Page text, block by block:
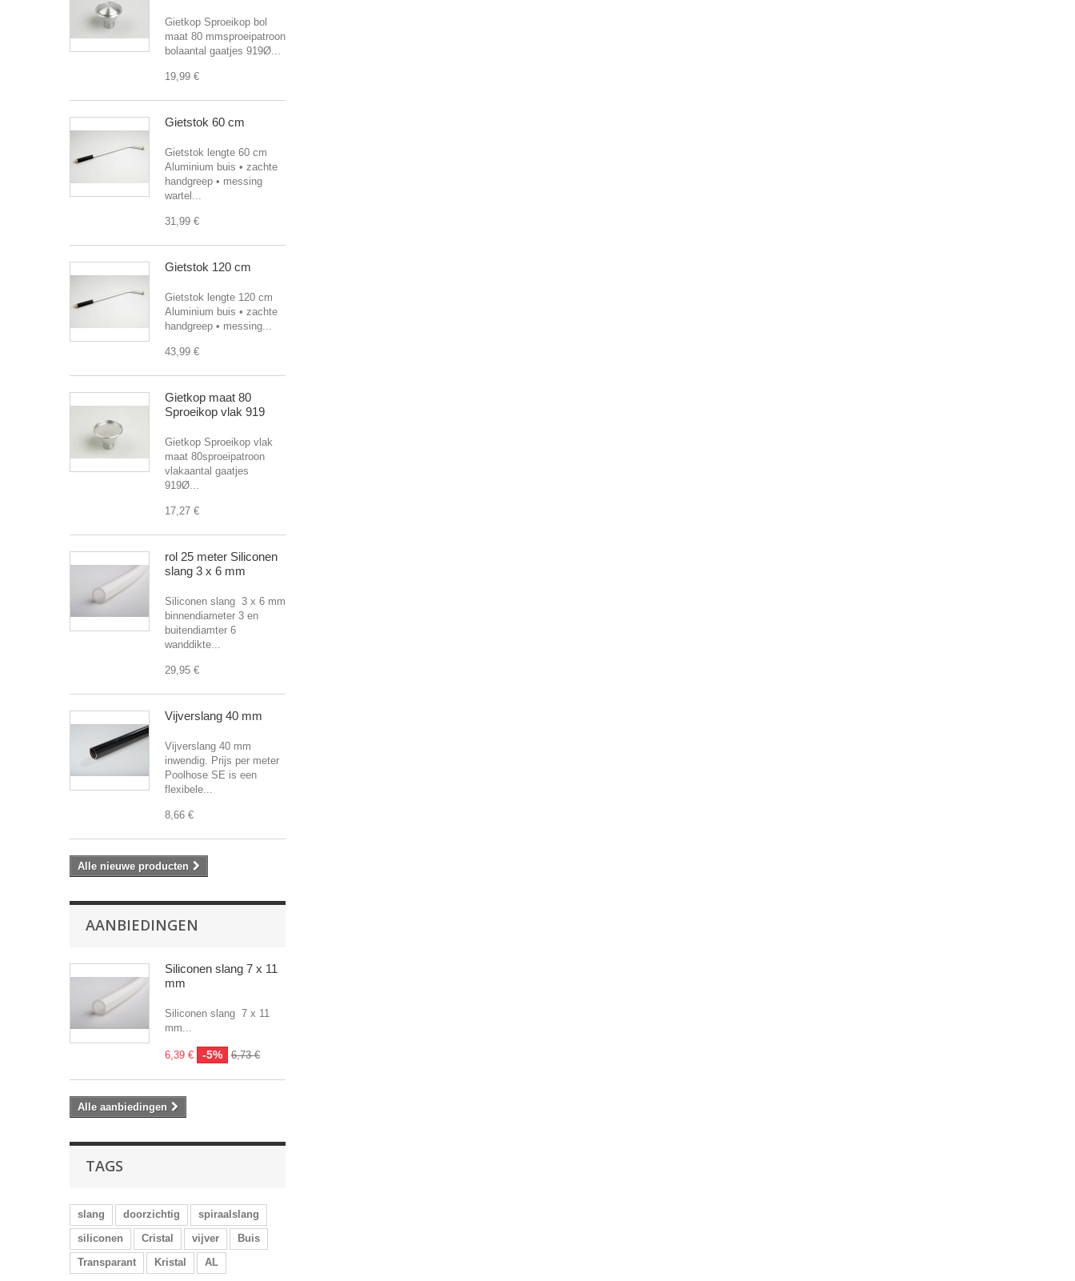
Gietkop Sproeikop bol
maat 80 mmsproeipatroon
bolaantal gaatjes 919Ø...
19,99 €
Gietstok 60 cm
Gietstok lengte 60 cm
Aluminium buis • zachte
handgreep • messing
wartel...
31,99 €
Gietstok 120 cm
Gietstok lengte 120 cm
Aluminium buis • zachte
handgreep • messing...
43,99 €
Gietkop maat 80
Sproeikop vlak 919
Gietkop Sproeikop vlak
maat 80sproeipatroon
vlakaantal gaatjes
919Ø...
17,27 €
rol 25 meter Siliconen
slang 3 x 6 mm
Siliconen slang 3 x 6 mm
binnendiameter 3 en
buitendiamter 6
wanddikte...
29,95 €
Vijverslang 40 mm
Vijverslang 40 mm
inwendig. Prijs per meter
Poolhose SE is een
flexibele...
8,66 €
Alle nieuwe producten
AANBIEDINGEN
Siliconen slang 7 x 11
mm
Siliconen slang 7 x 11
mm...
6,39 € -5% 6,73 €
Alle aanbiedingen
TAGS
slang doorzichtig
spiraalslang
siliconen
Cristal vijver
Buis
Transparant
Kristal AL